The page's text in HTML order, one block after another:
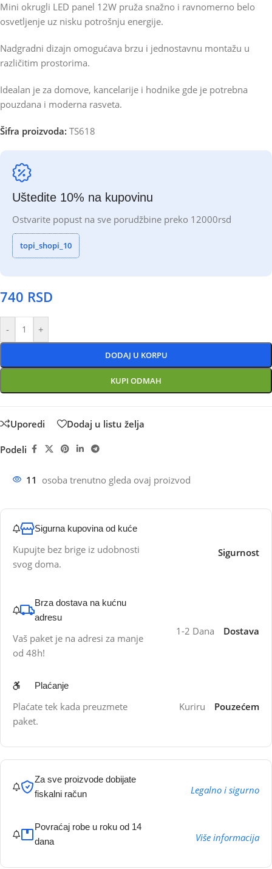
Mini okrugli LED panel 12W pruža snažno i ravnomerno belo
osvetljenje uz nisku potrošnju energije.
Nadgradni dizajn omogućava brzu i jednostavnu montažu u
različitim prostorima.
Idealan je za domove, kancelarije i hodnike gde je potrebna
pouzdana i moderna rasveta.
Šifra proizvoda: TS618
Uštedite 10% na kupovinu
Ostvarite popust na sve porudžbine preko 12000rsd
topi_shopi_10
740 RSD
- +
DODAJ U KORPU
KUPI ODMAH
Uporedi Dodaj u listu želja
Podeli
11 osoba trenutno gleda ovaj proizvod
Sigurna kupovina od kuće
Kupujte bez brige iz udobnosti
svog doma.
Sigurnost
Brza dostava na kućnu
adresu
Vaš paket je na adresi za manje
od 48h!
1-2 Dana Dostava
Plaćanje
Plaćate tek kada preuzmete
paket.
Kuriru Pouzećem
Za sve proizvode dobijate
fiskalni račun
Legalno i sigurno
Povraćaj robe u roku od 14
dana
Više informacija